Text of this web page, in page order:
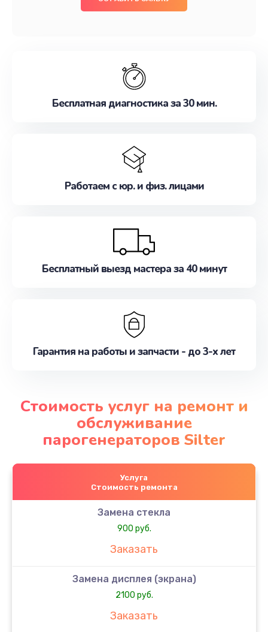
Бесплатная диагностика за 30 мин.
Работаем с юр. и физ. лицами
Бесплатный выезд мастера за 40 минут
Гарантия на работы и запчасти - до 3-х лет
Стоимость услуг на ремонт и
обслуживание
парогенераторов Silter
Услуга
Стоимость ремонта
Замена стекла
900 руб.
Заказать
Замена дисплея (экрана)
2100 руб.
Заказать